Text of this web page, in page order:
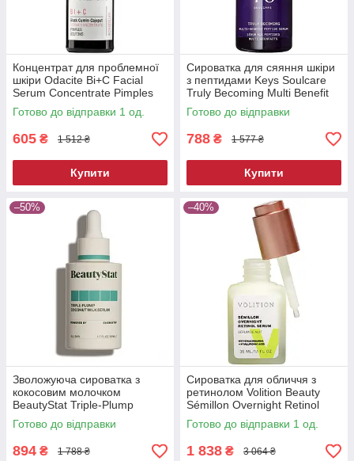
Концентрат для проблемної
шкіри Odacite Bi+C Facial
Serum Concentrate Pimples
Boutons 5 мл
Готово до відправки 1 од.
605 ₴ 1 512 ₴
Купити
Сироватка для сяяння шкіри
з пептидами Keys Soulcare
Truly Becoming Multi Benefit
Peptide Serum 30 мл
Готово до відправки
788 ₴ 1 577 ₴
Купити
–50%
Зволожуюча сироватка з
кокосовим молочком
BeautyStat Triple-Plump
Coconut Milk Serum 50 мл
Готово до відправки
894 ₴ 1 788 ₴
–40%
Сироватка для обличчя з
ретинолом Volition Beauty
Sémillon Overnight Retinol
Serum Niacinamide Hyaluronic
Acid 35 мл
Готово до відправки 1 од.
1 838 ₴ 3 064 ₴